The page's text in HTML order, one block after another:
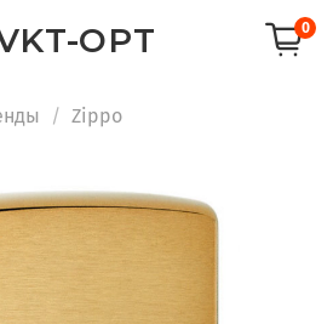
OPT 0
Zippo